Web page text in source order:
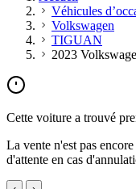
Véhicules
Volkswagen
TIGUAN
2023
Cette voiture a trouvé
La vente n'est pas
d'attente en cas